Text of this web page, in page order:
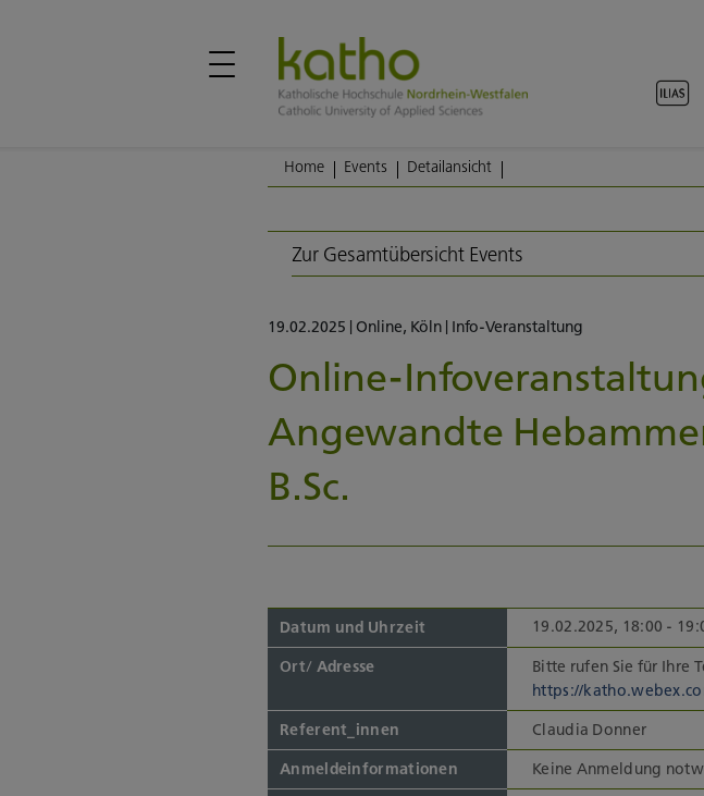
Home Events Detailansicht
Zur Gesamtübersicht Events
19.02.2025 | Online, Köln | Info-Veranstaltung
Online-
Angewandte
B.Sc.
Datum und Uhrzeit 19.02.2025, 18:00 -
Ort/ Adresse
Bitte rufen Sie für Ihre
https://
Referent_innen
Claudia Donner
Anmeldeinformationen
Keine Anmeldung